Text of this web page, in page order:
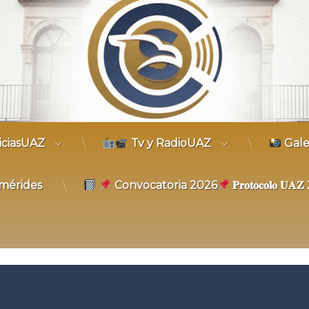
Tv y RadioUAZ
Convocatoria 2026 𝐏𝐫𝐨𝐭𝐨𝐜𝐨𝐥𝐨